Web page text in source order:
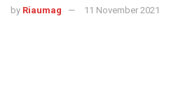
by Riaumag 11 November 2021